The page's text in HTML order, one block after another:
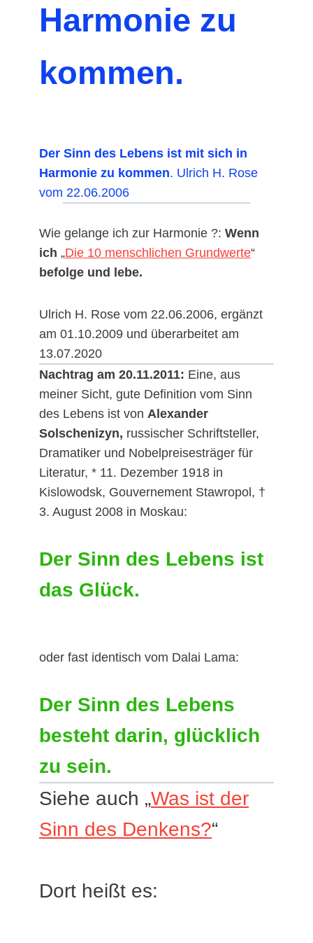
Harmonie zu
kommen.
Der Sinn des Lebens ist mit sich in
Harmonie zu kommen. Ulrich H. Rose
vom 22.06.2006
Wie gelange ich zur Harmonie ?: Wenn
ich „Die 10 menschlichen Grundwerte“
befolge und lebe.
Ulrich H. Rose vom 22.06.2006, ergänzt
am 01.10.2009 und überarbeitet am
13.07.2020
Nachtrag am 20.11.2011: Eine, aus
meiner Sicht, gute Definition vom Sinn
des Lebens ist von Alexander
Solschenizyn, russischer Schriftsteller,
Dramatiker und Nobelpreisesträger für
Literatur, * 11. Dezember 1918 in
Kislowodsk, Gouvernement Stawropol, †
3. August 2008 in Moskau:
Der Sinn des Lebens ist
das Glück.
oder fast identisch vom Dalai Lama:
Der Sinn des Lebens
besteht darin, glücklich
zu sein.
Siehe auch „Was ist der
Sinn des Denkens?“
Dort heißt es: